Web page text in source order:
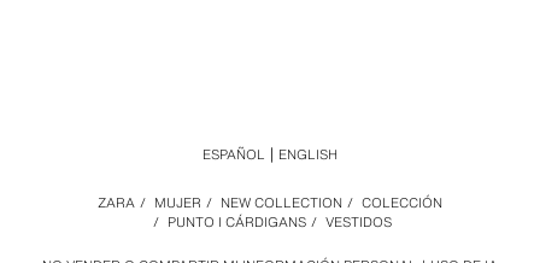
ZARA / MUJER / NEW COLLECTION / COLECCIÓN
/ PUNTO I CÁRDIGANS / VESTIDOS
ESPAÑOL ENGLISH